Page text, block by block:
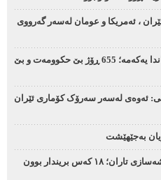
، ئەمریکا و عومان لەسەر گەرووی
هەرێمی کوردستان لە جیهاندا یەکەمە؛ 655 ڕۆژ بێ حکوومەت و بێ
ئەوەی لەسەر سەرۆک کۆماری ئێران
بەجێهێشت
١٨ کەس بریندار بوون